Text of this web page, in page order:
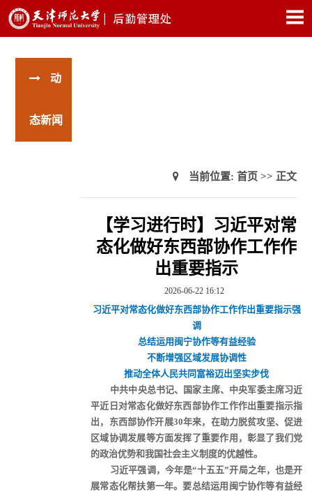
动
态新闻
当前位置: 首页 >> 正文
【学习进行时】习近平对常
态化做好东西部协作工作作
出重要指示
2026-06-22 16:12
习近平对常态化做好东西部协作工作作出重要指示强
调
总结运用闽宁协作等有益经验
不断增强区域发展协调性
推动全体人民共同富裕迈出坚实步伐
中共中央总书记、国家主席、中央军委主席习近
平近日对常态化做好东西部协作工作作出重要指示指
出，东西部协作开展30年来，在助力脱贫攻坚、促进
区域协调发展等方面发挥了重要作用，彰显了我们党
的政治优势和我国社会主义制度的优越性。
习近平强调，今年是“十五五”开局之年，也是开
展常态化帮扶第一年。要总结运用闽宁协作等有益经